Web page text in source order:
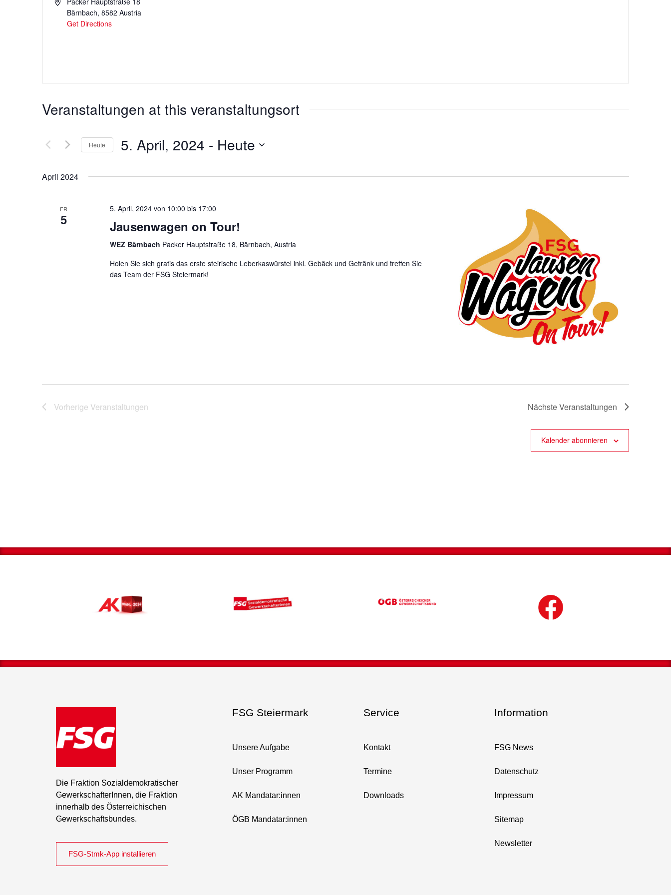
Bärnbach, 8582 Austria
Get Directions
Veranstaltungen at this veranstaltungsort
Heute 5. April, 2024 - Heute
April 2024
FR
5
5. April, 2024 von 10:00 bis 17:00
Jausenwagen on Tour!
WEZ Bärnbach Packer Hauptstraße 18, Bärnbach, Austria
Holen Sie sich gratis das erste steirische Leberkaswürstel inkl. Gebäck und Getränk und treffen Sie
das Team der FSG Steiermark!
Vorherige Veranstaltungen NächsteVeranstaltungen
Kalender abonnieren
Die Fraktion Sozialdemokratischer
GewerkschafterInnen, die Fraktion
innerhalb des Österreichischen
Gewerkschaftsbundes.
FSG-Stmk-App installieren
FSG Steiermark
Unsere Aufgabe
Unser Programm
AK Mandatar:innen
ÖGB Mandatar:innen
Service
Kontakt
Termine
Downloads
Information
FSG News
Datenschutz
Impressum
Sitemap
Newsletter